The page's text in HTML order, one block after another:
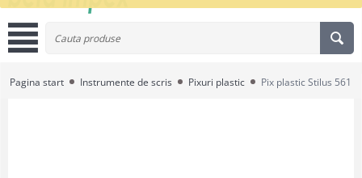
Pagina start Instrumente de scris Pixuri plastic Pix plastic Stilus 561